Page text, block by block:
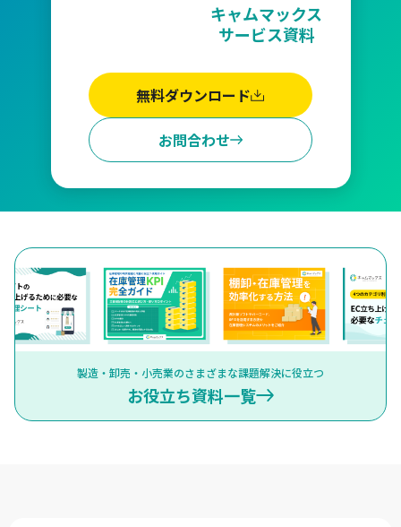
キャムマックス
サービス資料
お問合わせ
無料ダウンロード
製造・卸売・小売業のさまざまな課題解決に役立つ
お役立ち資料一覧